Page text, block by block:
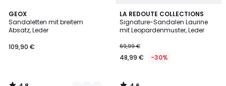
GEOX
Sandaletten mit breitem
Absatz, Leder
109,90 €
4,8
/ 5
2
Farben
LA REDOUTE COLLECTIONS
Signature-Sandalen Laurine
mit Leopardenmuster, Leder
69,99 €
48,99 € -30%
4,6
/ 5